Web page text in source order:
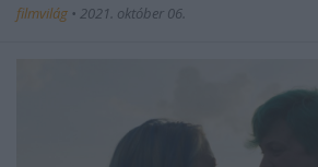
filmvilág • 2021. október 06.